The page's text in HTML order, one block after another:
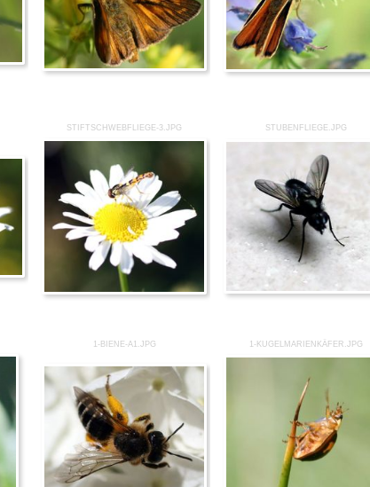
STIFTSCHWEBFLIEGE-3.JPG STUBENFLIEGE.JPG
1-BIENE-A1.JPG 1-KUGELMARIENKÄFER.JPG